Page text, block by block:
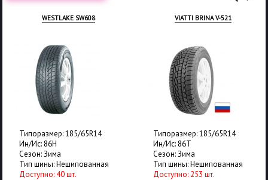
WESTLAKE SW608
Типоразмер: 185/65R14
Ин/Ис: 86H
Сезон: Зима
Тип шины: Нешипованная
Доступно: 40 шт.
VIATTI BRINA V-521
Типоразмер: 185/65R14
Ин/Ис: 86T
Сезон: Зима
Тип шины: Нешипованная
Доступно: 253 шт.